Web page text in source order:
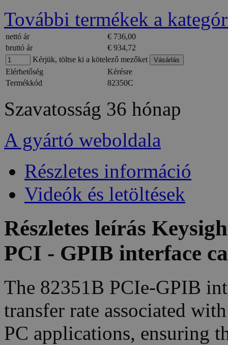
További termékek a
nettó ár
€ 736,00
bruttó ár
€ 934,72
Kérjük, töltse ki a kötelező mezőket
Elérhetőség
Kérésre
Termékkód
82350C
Szavatosság 36 hónap
A gyártó weboldala
Részletes információ
Videók és letöltések
Részletes leírás
PCI - GPIB interface
The 82351B PCIe-GPIB
transfer rate associated
PC applications, ensuring